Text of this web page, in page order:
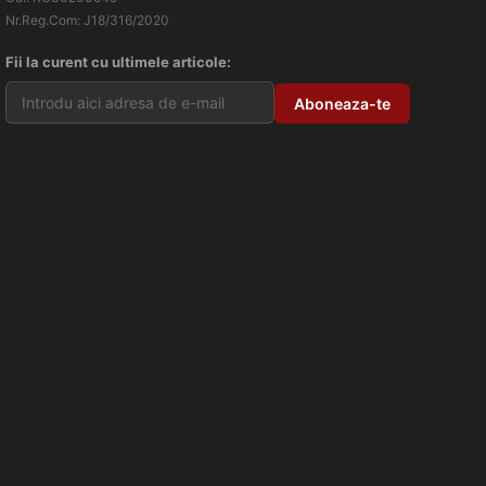
Nr.Reg.Com: J18/316/2020
Fii la curent cu ultimele articole: